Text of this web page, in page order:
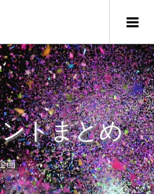
トまとめ
画